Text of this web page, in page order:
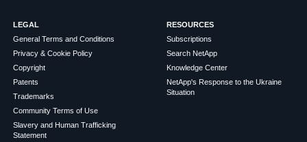
LEGAL
General Terms and Conditions
Privacy & Cookie Policy
Copyright
Patents
Trademarks
Community Terms of Use
Slavery and Human Trafficking
Statement
RESOURCES
Subscriptions
Search NetApp
Knowledge Center
NetApp's Response to the Ukraine
Situation